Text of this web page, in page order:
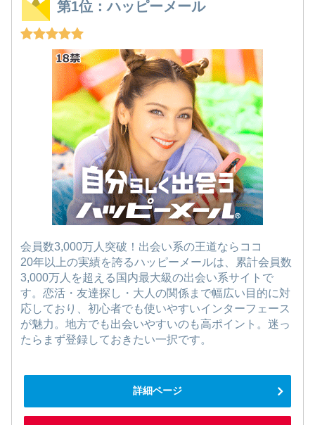
第1位：ハッピーメール
会員数3,000万人突破！出会い系の王道ならココ
20年以上の実績を誇るハッピーメールは、累計会員数
3,000万人を超える国内最大級の出会い系サイトで
す。恋活・友達探し・大人の関係まで幅広い目的に対
応しており、初心者でも使いやすいインターフェース
が魅力。地方でも出会いやすいのも高ポイント。迷っ
たらまず登録しておきたい一択です。
詳細ページ